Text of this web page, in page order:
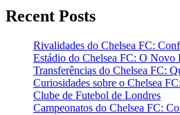
Recent Posts
Rivalidades do Chelsea FC:
Estádio do Chelsea FC: O Novo
Transferências do Chelsea FC:
Curiosidades sobre o Chelsea
Clube de Futebol de Londres
Campeonatos do Chelsea FC: